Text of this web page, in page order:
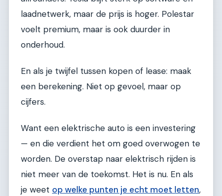
laadnetwerk, maar de prijs is hoger. Polestar
voelt premium, maar is ook duurder in
onderhoud.
En als je twijfel tussen kopen of lease: maak
een berekening. Niet op gevoel, maar op
cijfers.
Want een elektrische auto is een investering
— en die verdient het om goed overwogen te
worden. De overstap naar elektrisch rijden is
niet meer van de toekomst. Het is nu. En als
je weet op welke punten je echt moet letten,